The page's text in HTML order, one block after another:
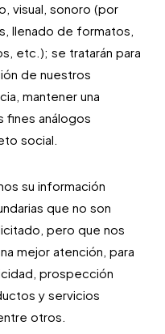
visual, sonoro (por
llenado de formatos,
etc.); se tratarán para
de nuestros
mantener una
fines análogos
social.
su información
que no son
pero que nos
mejor atención, para
prospección
y servicios
otros.